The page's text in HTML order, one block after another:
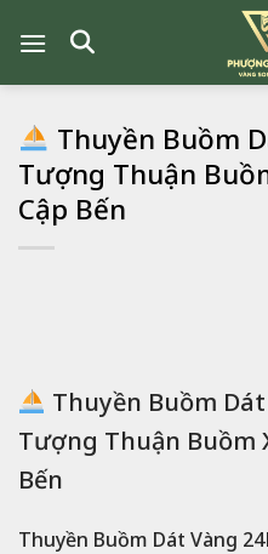
đến
Thuyền Buồm
Tượng Thuận
Cập Bến
Thuyền Buồm
Tượng Thuận Buồm
Bến
Thuyền Buồm Dát Vàng